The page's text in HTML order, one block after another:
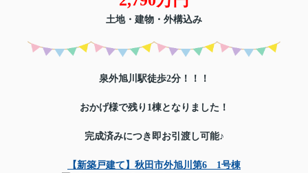
土地・建物・外構込み
泉外旭川駅徒歩2分！！！
おかげ様で残り1棟となりました！
完成済みにつき即お引渡し可能♪
【新築戸建て】秋田市外旭川第6 1号棟